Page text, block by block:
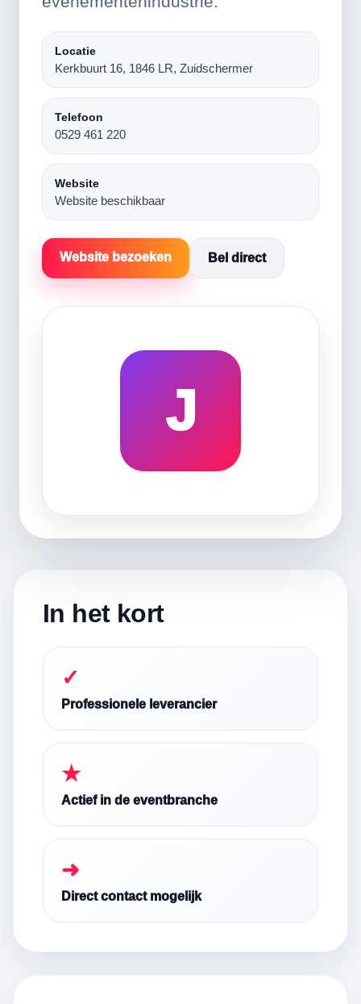
Locatie
Kerkbuurt 16, 1846 LR, Zuidschermer
Telefoon
0529 461 220
Website
Website beschikbaar
Website bezoeken Bel direct
J
In het kort
✓
Professionele leverancier
★
Actief in de eventbranche
➜
Direct contact mogelijk